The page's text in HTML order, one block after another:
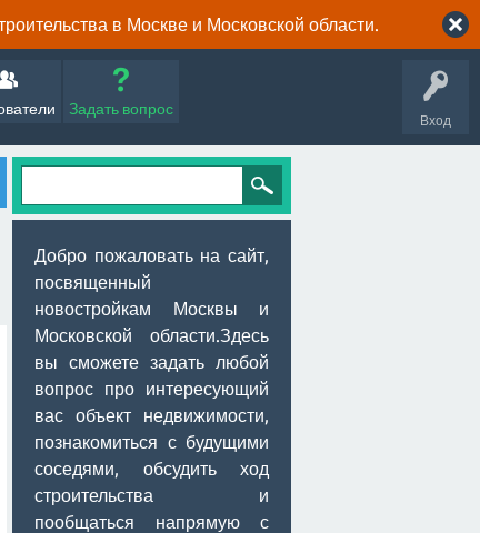
в Москве и Московской области.
Вход
Задать вопрос
Добро пожаловать на сайт,
посвященный
новостройкам Москвы и
Московской области.Здесь
вы сможете задать любой
вопрос про интересующий
вас объект недвижимости,
познакомиться с будущими
соседями, обсудить ход
строительства и
пообщаться напрямую с